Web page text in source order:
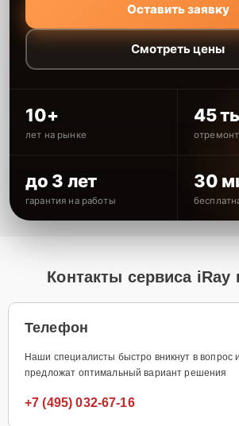
Оставить заявку
Смотреть цены
10+
лет на рынке
45
до 3 лет
гарантия на работы
30
Контакты сервиса iRay
Телефон
Наши специалисты быстро вникнут в вопрос и
предложат оптимальный вариант решения
+7 (495) 032-67-16